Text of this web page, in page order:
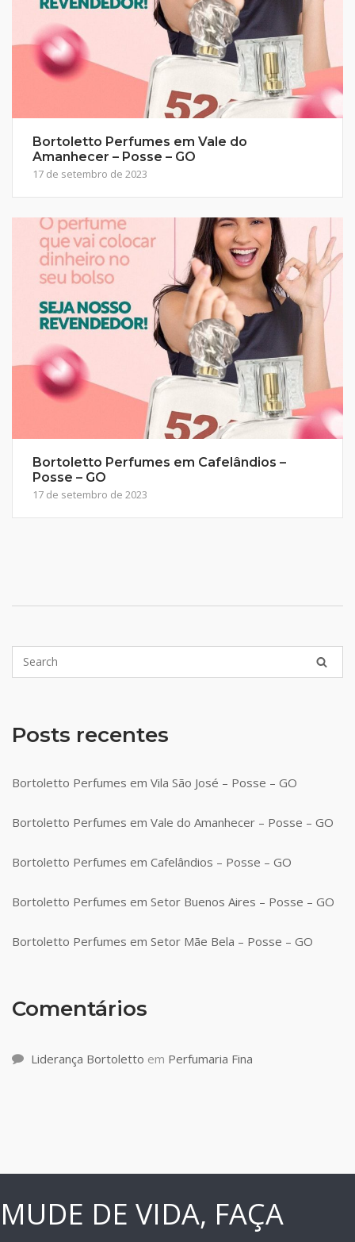
Bortoletto Perfumes em Vale do
Amanhecer – Posse – GO
17 de setembro de 2023
Bortoletto Perfumes em Cafelândios –
Posse – GO
17 de setembro de 2023
Posts recentes
Bortoletto Perfumes em Vila São José – Posse – GO
Bortoletto Perfumes em Vale do Amanhecer – Posse – GO
Bortoletto Perfumes em Cafelândios – Posse – GO
Bortoletto Perfumes em Setor Buenos Aires – Posse – GO
Bortoletto Perfumes em Setor Mãe Bela – Posse – GO
Comentários
Liderança Bortoletto em Perfumaria Fina
MUDE DE VIDA, FAÇA